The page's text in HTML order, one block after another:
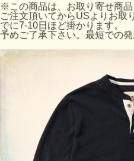
※この商品は、お取り寄せ商品
ご注文頂いてからUSよりお取
でに7-10日ほど掛かります。
予めご了承下さい。最短での